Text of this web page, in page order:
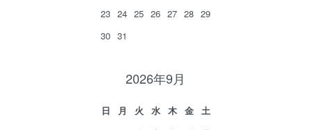
23 24 25 26 27 28 29
30 31
2026年9月
日 月 火 水 木 金
土